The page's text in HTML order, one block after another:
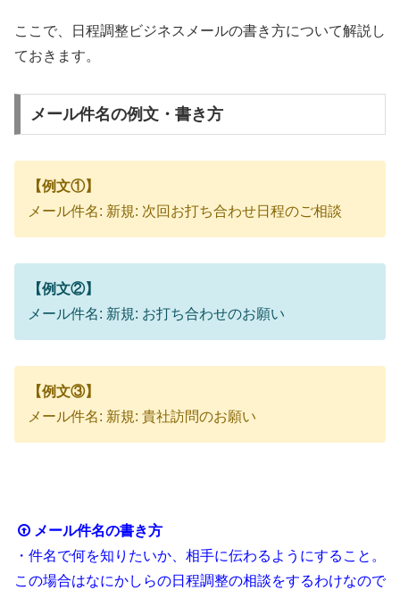
ここで、日程調整ビジネスメールの書き方について解説し
ておきます。
メール件名の例文・書き方
【例文①】
メール件名: 新規: 次回お打ち合わせ日程のご相談
【例文②】
メール件名: 新規: お打ち合わせのお願い
【例文③】
メール件名: 新規: 貴社訪問のお願い
メール件名の書き方
・件名で何を知りたいか、相手に伝わるようにすること。
この場合はなにかしらの日程調整の相談をするわけなので